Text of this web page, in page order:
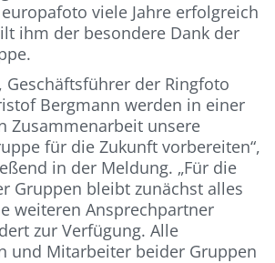
viele Jahre erfolgreich
ihm der besondere Dank der
Geschäftsführer der Ringfoto
Bergmann werden in einer
Zusammenarbeit unsere
für die Zukunft vorbereiten“,
in der Meldung. „Für die
Gruppen bleibt zunächst alles
weiteren Ansprechpartner
zur Verfügung. Alle
und Mitarbeiter beider Gruppen